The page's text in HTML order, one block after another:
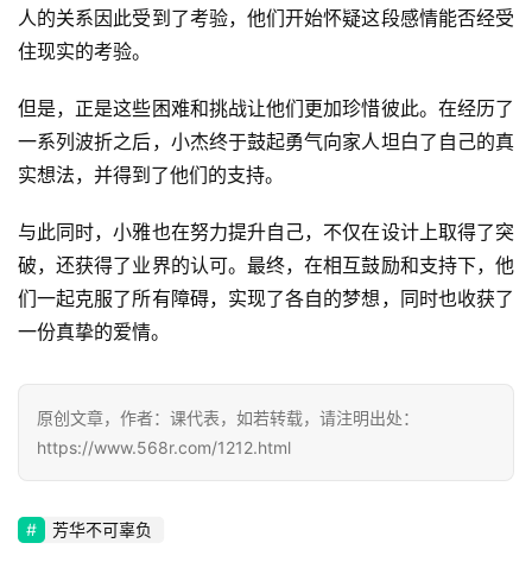
首
页
📖
墨
文
人的关系因此受到了考验，他们开始怀疑这段感情能否经受
住现实的考验。
但是，正是这些困难和挑战让他们更加珍惜彼此。在经历了
一系列波折之后，小杰终于鼓起勇气向家人坦白了自己的真
实想法，并得到了他们的支持。
与此同时，小雅也在努力提升自己，不仅在设计上取得了突
破，还获得了业界的认可。最终，在相互鼓励和支持下，他
们一起克服了所有障碍，实现了各自的梦想，同时也收获了
一份真挚的爱情。
原创文章，作者：课代表，如若转载，请注明出处：
https://www.568r.com/1212.html
芳华不可辜负